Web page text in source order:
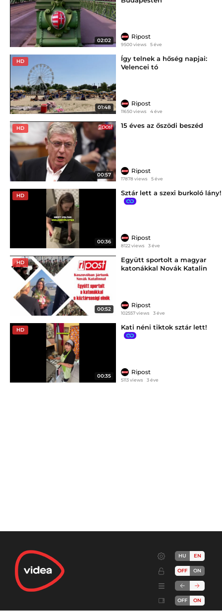
02:02
Ripost
9500 views 5 éve
HD
01:48
Így telnek a hőség napjai:
Velencei tó
Ripost
11650 views 4 éve
HD
00:57
15 éves az őszödi beszéd
Ripost
17878 views 5 éve
HD
00:36
Sztár lett a szexi burkoló lány!
Ripost
8122 views 3 éve
HD
00:52
Együtt sportolt a magyar
katonákkal Novák Katalin
Ripost
102557 views 3 éve
HD
00:35
Kati néni tiktok sztár lett!
Ripost
5113 views 3 éve
HU EN
OFF ON
OFF ON